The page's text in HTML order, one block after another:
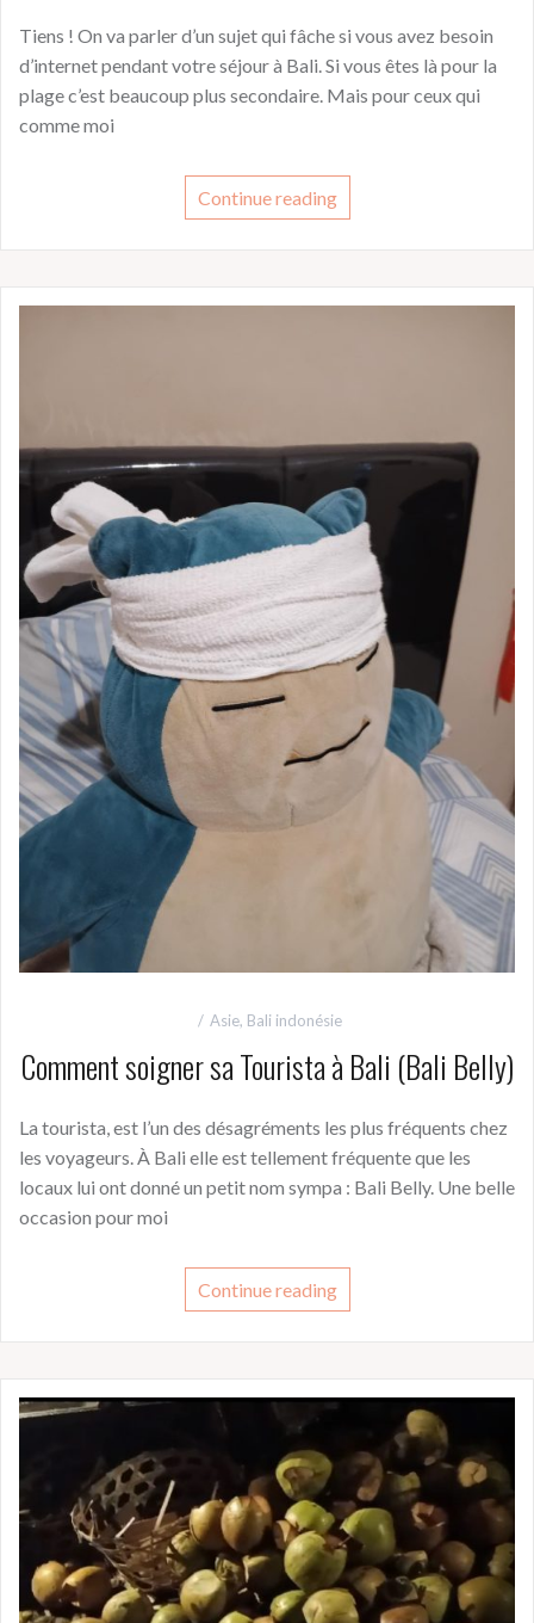
Tiens ! On va parler d’un sujet qui fâche si vous avez besoin
d’internet pendant votre séjour à Bali. Si vous êtes là pour la
plage c’est beaucoup plus secondaire. Mais pour ceux qui
comme moi
Continue reading
Asie, Bali indonésie
Comment soigner sa Tourista à Bali (Bali Belly)
La tourista, est l’un des désagréments les plus fréquents chez
les voyageurs. À Bali elle est tellement fréquente que les
locaux lui ont donné un petit nom sympa : Bali Belly. Une belle
occasion pour moi
Continue reading